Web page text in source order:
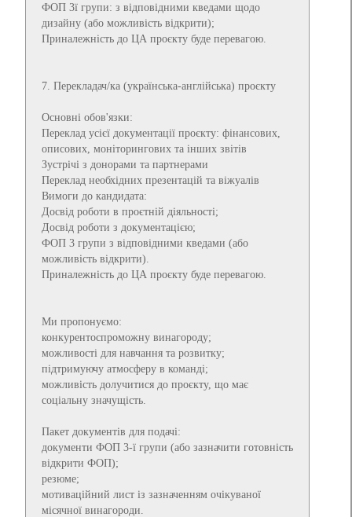
ФОП 3ї групи: з відповідними кведами щодо
дизайну (або можливість відкрити);
Приналежність до ЦА проєкту буде перевагою.
7. Перекладач/ка (українська-англійська) проєкту
Основні обов'язки:
Переклад усієї документації проєкту: фінансових,
описових, моніторингових та інших звітів
Зустрічі з донорами та партнерами
Переклад необхідних презентацій та віжуалів
Вимоги до кандидата:
Досвід роботи в проєтній діяльності;
Досвід роботи з документацією;
ФОП 3 групи з відповідними кведами (або
можливість відкрити).
Приналежність до ЦА проєкту буде перевагою.
Ми пропонуємо:
конкурентоспроможну винагороду;
можливості для навчання та розвитку;
підтримуючу атмосферу в команді;
можливість долучитися до проєкту, що має
соціальну значущість.
Пакет документів для подачі:
документи ФОП 3-ї групи (або зазначити готовність
відкрити ФОП);
резюме;
мотиваційний лист із зазначенням очікуваної
місячної винагороди.